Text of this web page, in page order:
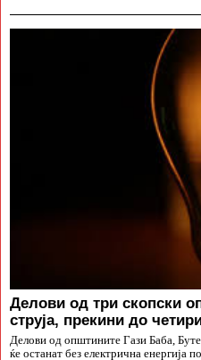
Делови од три скопски
струја, прекини до
Делови од општините Гази Баба,
ќе останат без електрична енергија